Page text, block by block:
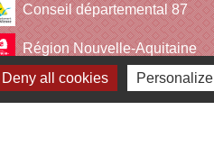
Conseil départemental 87
Région Nouvelle-Aquitaine
Office de tourisme
all cookies Personalize